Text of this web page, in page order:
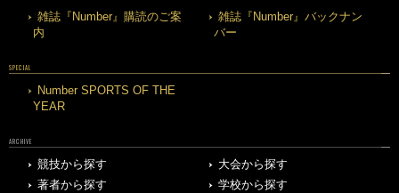
雑誌『Number』購読のご案
内
雑誌『Number』バックナン
バー
SPECIAL
Number SPORTS OF THE
YEAR
ARCHIVE
競技から探す
大会から探す
著者から探す
学校から探す